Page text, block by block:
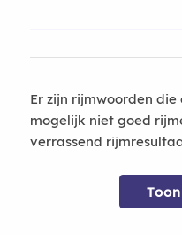
Er zijn rijmwoorden die
mogelijk niet goed
verrassend